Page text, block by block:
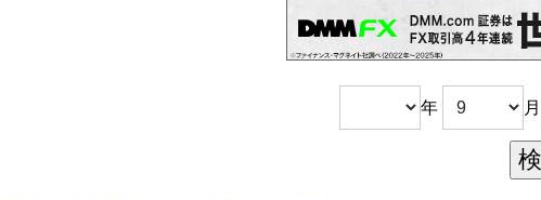
年 月